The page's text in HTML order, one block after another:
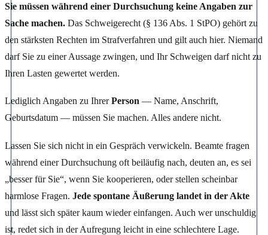
Sie müssen während einer Durchsuchung keine Angaben zur
Sache machen. Das Schweigerecht (§ 136 Abs. 1 StPO) gehört zu
den stärksten Rechten im Strafverfahren und gilt auch hier. Niemand
darf Sie zu einer Aussage zwingen, und Ihr Schweigen darf nicht zu
Ihren Lasten gewertet werden.
Lediglich Angaben zu IhrerPerson — Name, Anschrift,
Geburtsdatum — müssen Sie machen. Alles andere nicht.
Lassen Sie sich nicht in ein Gespräch verwickeln. Beamte fragen
während einer Durchsuchung oft beiläufig nach, deuten an, es sei
„besser für Sie“, wenn Sie kooperieren, oder stellen scheinbar
harmlose Fragen. Jede spontane Äußerung landet in der Akte
und lässt sich später kaum wieder einfangen. Auch wer unschuldig
ist, redet sich in der Aufregung leicht in eine schlechtere Lage.